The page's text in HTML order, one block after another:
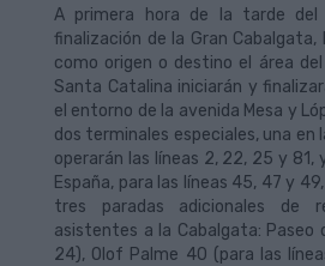
A primera hora de la tarde
finalización de la Gran Cabalgata,
como origen o destino el área
Santa Catalina iniciarán y
el entorno de la avenida Mesa y
dos terminales especiales, una en
operarán las líneas 2, 22, 25 y 81,
España, para las líneas 45, 47 y
tres paradas adicionales de
asistentes a la Cabalgata: Paseo
24), Olof Palme 40 (para las